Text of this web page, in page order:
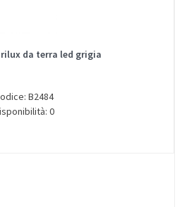
da terra led grigia
B2484
0